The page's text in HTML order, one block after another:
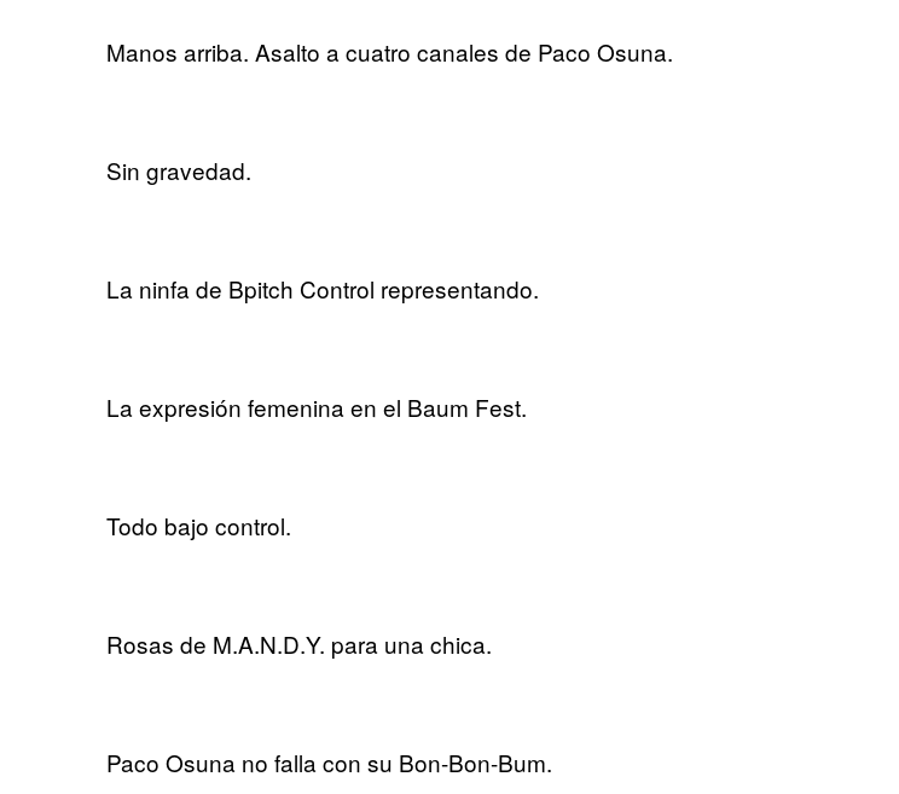
Manos arriba. Asalto a cuatro canales de Paco Osuna.
Sin gravedad.
La ninfa de Bpitch Control representando.
La expresión femenina en el Baum Fest.
Todo bajo control.
Rosas de M.A.N.D.Y. para una chica.
Paco Osuna no falla con su Bon-Bon-Bum.